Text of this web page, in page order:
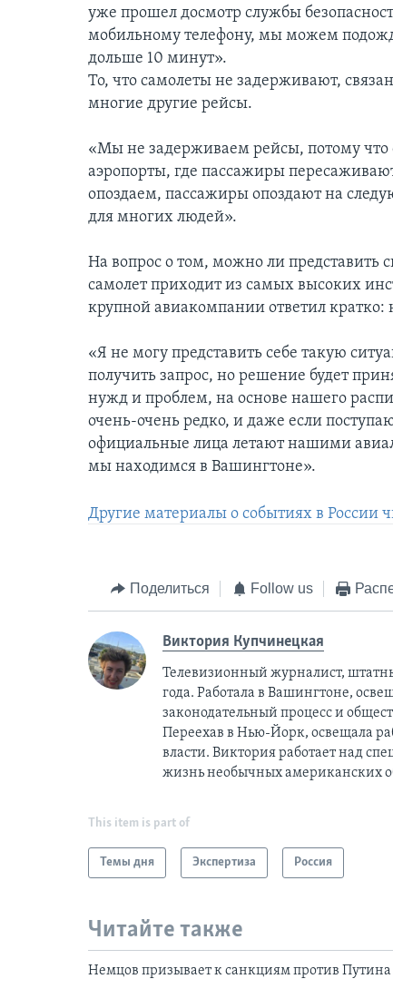
уже прошел досмотр службы
мобильному телефону, мы можем
дольше 10 минут».
То, что самолеты не задерживают,
многие другие рейсы.
«Мы не задерживаем рейсы, потому что
аэропорты, где пассажиры
опоздаем, пассажиры опоздают на
для многих людей».
На вопрос о том, можно ли представить
самолет приходит из самых высоких
крупной авиакомпании ответил кратко:
«Я не могу представить себе такую
получить запрос, но решение будет
нужд и проблем, на основе нашего
очень-очень редко, и даже если
официальные лица летают нашими
мы находимся в Вашингтоне».
Другие материалы о событиях в России
Поделиться Follow us
Виктория Купчинецкая
Телевизионный журналист,
года. Работала в Вашингтоне,
законодательный процесс и
Переехав в Нью-Йорк, освещала
власти. Виктория работает над
жизнь необычных американских
This item is part of
Темы дня Экспертиза Россия
Читайте также
Немцов призывает к санкциям против